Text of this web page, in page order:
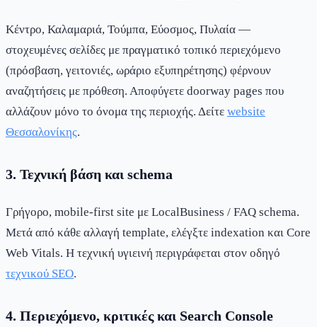
Κέντρο, Καλαμαριά, Τούμπα, Εύοσμος, Πυλαία —
στοχευμένες σελίδες με πραγματικό τοπικό περιεχόμενο
(πρόσβαση, γειτονιές, ωράριο εξυπηρέτησης) φέρνουν
αναζητήσεις με πρόθεση. Αποφύγετε doorway pages που
αλλάζουν μόνο το όνομα της περιοχής. Δείτε website
Θεσσαλονίκης.
3. Τεχνική βάση και schema
Γρήγορο, mobile-first site με LocalBusiness / FAQ schema.
Μετά από κάθε αλλαγή template, ελέγξτε indexation και Core
Web Vitals. Η τεχνική υγιεινή περιγράφεται στον οδηγό
τεχνικού SEO.
4. Περιεχόμενο, κριτικές και Search Console